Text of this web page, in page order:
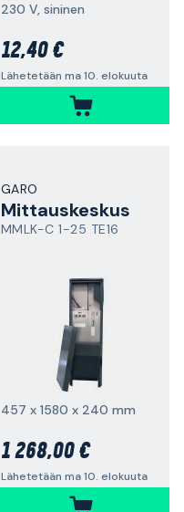
230 V, sininen
12,40 €
Lähetetään ma 10. elokuuta
GARO
Mittauskeskus
MMLK-C 1-25 TE16
457 x 1580 x 240 mm
1 268,00 €
Lähetetään ma 10. elokuuta